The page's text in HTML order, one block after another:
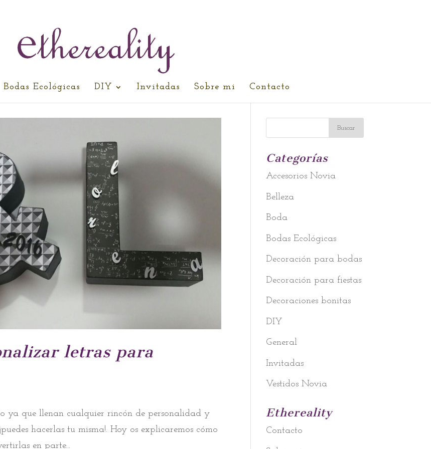
Bodas Ecológicas DIY Invitadas Sobre mi Contacto
letras para
ya que llenan cualquier rincón de personalidad y
hacerlas tu misma!. Hoy os explicaremos cómo
en parte...
Categorías
Accesorios Novia
Belleza
Boda
Bodas Ecológicas
Decoración para bodas
Decoración para fiestas
Decoraciones bonitas
DIY
General
Invitadas
Vestidos Novia
Ethereality
Contacto